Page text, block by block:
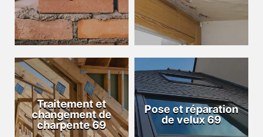
Traitement et
changement de
charpente 69
Pose et réparation
de velux 69